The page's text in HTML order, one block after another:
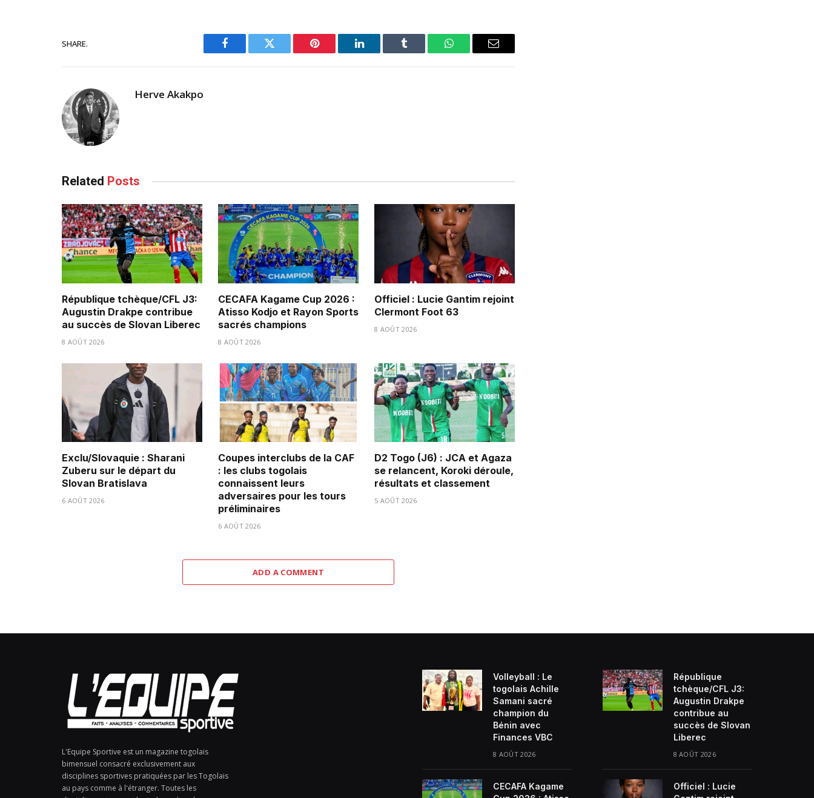
SHARE.
Facebook Twitter Pinterest LinkedIn Tumblr WhatsAppEmail
Herve Akakpo
Related Posts
République tchèque/CFL J3:
Augustin Drakpe contribue
au succès de Slovan Liberec
8 AOÛT 2026
CECAFA Kagame Cup 2026 :
Atisso Kodjo et Rayon Sports
sacrés champions
8 AOÛT 2026
Officiel : Lucie Gantim rejoint
Clermont Foot 63
8 AOÛT 2026
Exclu/Slovaquie : Sharani
Zuberu sur le départ du
Slovan Bratislava
6 AOÛT 2026
Coupes interclubs de la CAF
: les clubs togolais
connaissent leurs
adversaires pour les tours
préliminaires
6 AOÛT 2026
D2 Togo (J6) : JCA et Agaza
se relancent, Koroki déroule,
résultats et classement
5 AOÛT 2026
ADD A COMMENT
L'Equipe Sportive est un magazine togolais
bimensuel consacré exclusivement aux
disciplines sportives pratiquées par les Togolais
au pays comme à l'étranger. Toutes les
Volleyball : Le
togolais Achille
Samani sacré
champion du
Bénin avec
Finances VBC
8 AOÛT 2026
République
tchèque/CFL J3:
Augustin Drakpe
contribue au
succès de Slovan
Liberec
8 AOÛT 2026
CECAFA Kagame
Officiel : Lucie